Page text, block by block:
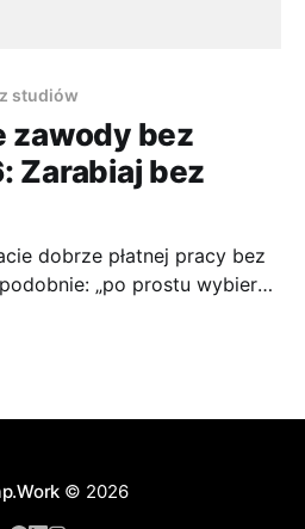
studiów
zawody bez
Zarabiaj bez
dobrze płatnej pracy bez
„po prostu wybierz
krzywdę. W praktyce
uprawnienia,
© 2026